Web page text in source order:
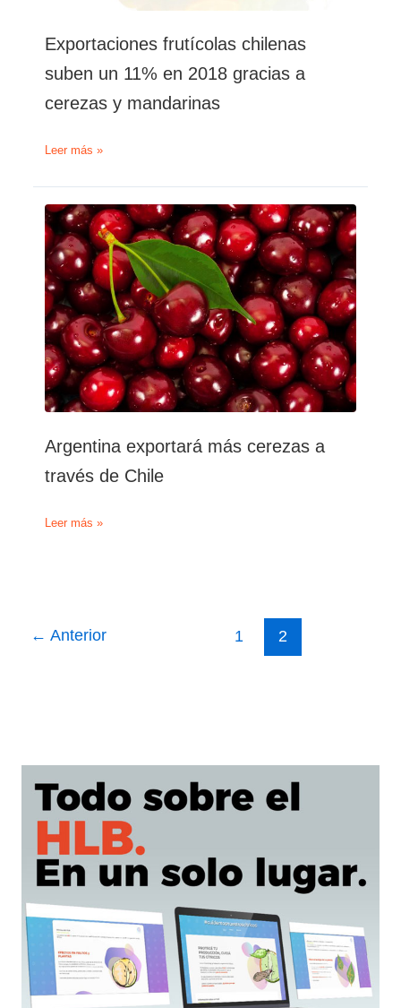
Exportaciones frutícolas chilenas
suben un 11% en 2018 gracias a
cerezas y mandarinas
Exportaciones
chilenas
suben
un
11%
en
2018
gracias
a
cerezas
y
mandarinas
Leer más »
Argentina exportará más cerezas a
través de Chile
Argentina
de
Leer más »
← Anterior 1 2